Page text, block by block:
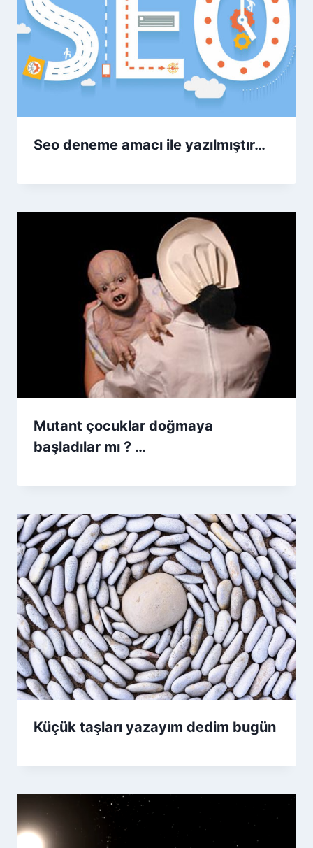
Seo deneme amacı ile yazılmıştır…
Mutant çocuklar doğmaya
başladılar mı ? …
Küçük taşları yazayım dedim bugün